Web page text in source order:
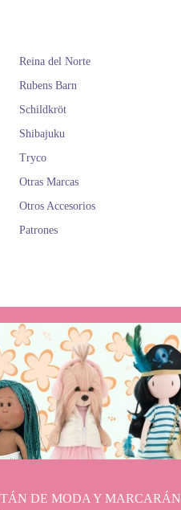
Reina del Norte
Rubens Barn
Schildkröt
Shibajuku
Tryco
Otras Marcas
Otros Accesorios
Patrones
DE MODA Y MARCARÁN